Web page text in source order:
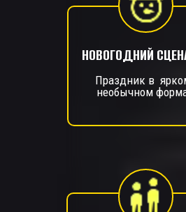
НОВОГОДНИЙ
Праздник в
необычном